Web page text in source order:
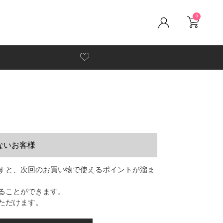
0
いお客様
と、次回のお買い物で使えるポイントが溜ま
ことができます。
だけます。